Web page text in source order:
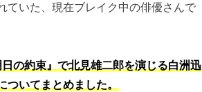
ていた、現在ブレイク中の俳優さんで
の約束』で北見雄二郎を演じる白洲迅
いてまとめました。